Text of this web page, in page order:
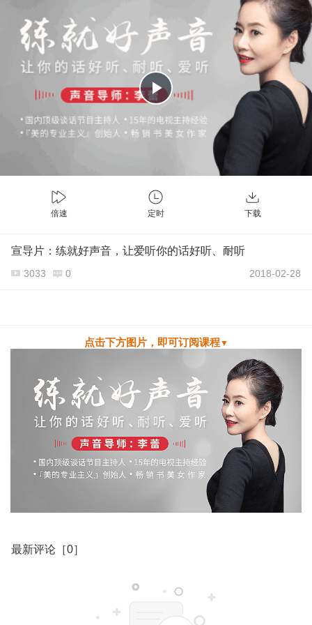
Play
Video
倍速 定时 下载
宣导片：练就好声音，让爱听你的话好听、耐听
3033 0 2018-02-28
点击下方图片，即可订阅课程▼
最新评论［0］